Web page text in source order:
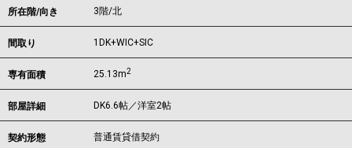
所在階/向き 3階/北
間取り 1DK+WIC+SIC
専有面積 25.13m2
部屋詳細 DK6.6帖／洋室2帖
契約形態 普通賃貸借契約